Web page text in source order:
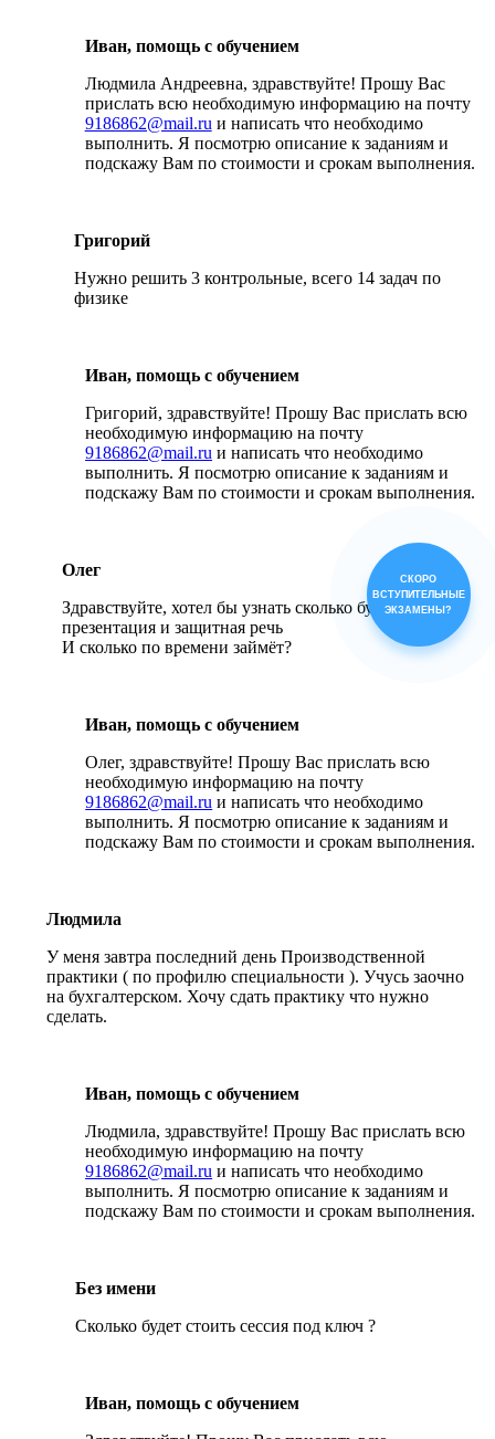
Иван, помощь с обучением
Людмила Андреевна, здравствуйте! Прошу Вас
прислать всю необходимую информацию на почту
9186862@mail.ru и написать что необходимо
выполнить. Я посмотрю описание к заданиям и
подскажу Вам по стоимости и срокам выполнения.
Григорий
Нужно решить 3 контрольные, всего 14 задач по
физике
Иван, помощь с обучением
Григорий, здравствуйте! Прошу Вас прислать всю
необходимую информацию на почту
9186862@mail.ru и написать что необходимо
выполнить. Я посмотрю описание к заданиям и
подскажу Вам по стоимости и срокам выполнения.
Олег
Здравствуйте, хотел бы узнать сколько будет стоить
презентация и защитная речь
И сколько по времени займёт?
Иван, помощь с обучением
Олег, здравствуйте! Прошу Вас прислать всю
необходимую информацию на почту
9186862@mail.ru и написать что необходимо
выполнить. Я посмотрю описание к заданиям и
подскажу Вам по стоимости и срокам выполнения.
Людмила
У меня завтра последний день Производственной
практики ( по профилю специальности ). Учусь заочно
на бухгалтерском. Хочу сдать практику что нужно
сделать.
Иван, помощь с обучением
Людмила, здравствуйте! Прошу Вас прислать всю
необходимую информацию на почту
9186862@mail.ru и написать что необходимо
выполнить. Я посмотрю описание к заданиям и
подскажу Вам по стоимости и срокам выполнения.
Без имени
Сколько будет стоить сессия под ключ ?
Иван, помощь с обучением
СКОРО
ВСТУПИТЕЛЬНЫЕ
ЭКЗАМЕНЫ?